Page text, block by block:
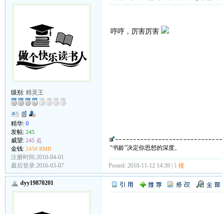
级别: 精灵王
精华: 0
发帖: 245
威望: 245 点
金钱: 2450 RMB
注册时间:2010-04-01
最后登录:2016-03-07
哼哼，厉害厉害
“书龄”决定你思想的深度。
Posted: 2010-11-12 14:39 | 1 楼
dyy19870201